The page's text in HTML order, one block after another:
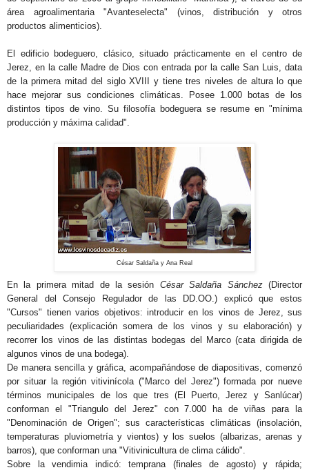
área agroalimentaria "Avanteselecta" (vinos, distribución y otros
productos alimenticios).
El edificio bodeguero, clásico, situado prácticamente en el centro de
Jerez, en la calle Madre de Dios con entrada por la calle San Luis, data
de la primera mitad del siglo XVIII y tiene tres niveles de altura lo que
hace mejorar sus condiciones climáticas. Posee 1.000 botas de los
distintos tipos de vino. Su filosofía bodeguera se resume en "mínima
producción y máxima calidad".
César Saldaña y Ana Real
En la primera mitad de la sesión César Saldaña Sánchez(Director
General del Consejo Regulador de las DD.OO.) explicó que estos
"Cursos" tienen varios objetivos: introducir en los vinos de Jerez, sus
peculiaridades (explicación somera de los vinos y su elaboración) y
recorrer los vinos de las distintas bodegas del Marco (cata dirigida de
algunos vinos de una bodega).
De manera sencilla y gráfica, acompañándose de diapositivas, comenzó
por situar la región vitivinícola ("Marco del Jerez") formada por nueve
términos municipales de los que tres (El Puerto, Jerez y Sanlúcar)
conforman el "Triangulo del Jerez" con 7.000 ha de viñas para la
"Denominación de Origen"; sus características climáticas (insolación,
temperaturas pluviometría y vientos) y los suelos (albarizas, arenas y
barros), que conforman una "Vitivinicultura de clima cálido".
Sobre la vendimia indicó: temprana (finales de agosto) y rápida;